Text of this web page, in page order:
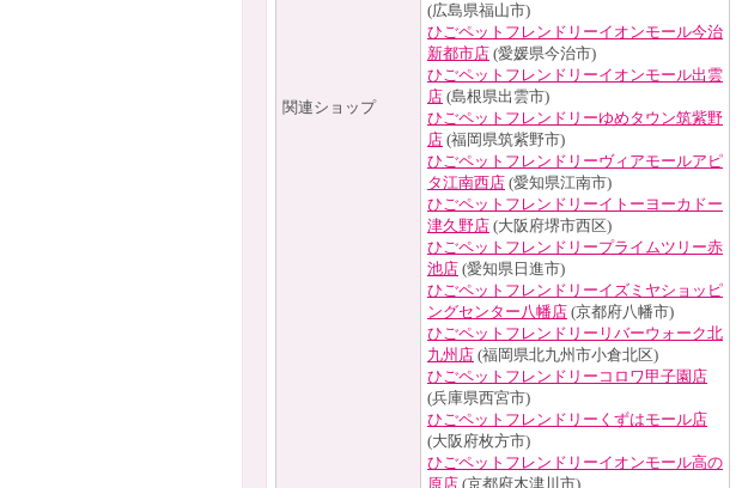
関連ショップ
(広島県福山市)
ひごペットフレンドリーイオンモール今治
新都市店 (愛媛県今治市)
ひごペットフレンドリーイオンモール出雲
店 (島根県出雲市)
ひごペットフレンドリーゆめタウン筑紫野
店 (福岡県筑紫野市)
ひごペットフレンドリーヴィアモールアピ
タ江南西店 (愛知県江南市)
ひごペットフレンドリーイトーヨーカドー
津久野店 (大阪府堺市西区)
ひごペットフレンドリープライムツリー赤
池店 (愛知県日進市)
ひごペットフレンドリーイズミヤショッピ
ングセンター八幡店 (京都府八幡市)
ひごペットフレンドリーリバーウォーク北
九州店 (福岡県北九州市小倉北区)
ひごペットフレンドリーコロワ甲子園店
(兵庫県西宮市)
ひごペットフレンドリーくずはモール店
(大阪府枚方市)
ひごペットフレンドリーイオンモール高の
原店 (京都府木津川市)